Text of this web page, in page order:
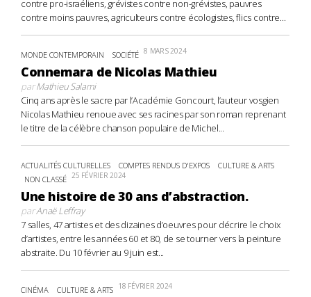
contre pro-israéliens, grévistes contre non-grévistes, pauvres
contre moins pauvres, agriculteurs contre écologistes, flics contre...
MONDE CONTEMPORAIN SOCIÉTÉ 8 MARS 2024
Connemara de Nicolas Mathieu
parMathieu Salami
Cinq ans après le sacre par l’Académie Goncourt, l’auteur vosgien
Nicolas Mathieu renoue avec ses racines par son roman reprenant
le titre de la célèbre chanson populaire de Michel...
ACTUALITÉS CULTURELLES COMPTES RENDUS D'EXPOS
CULTURE & ARTS
NON CLASSÉ 25 FÉVRIER 2024
Une histoire de 30 ans d’abstraction.
parAnaë Leffray
7 salles, 47 artistes et des dizaines d’oeuvres pour décrire le choix
d’artistes, entre les années 60 et 80, de se tourner vers la peinture
abstraite. Du 10 février au 9 juin est...
CINÉMA CULTURE & ARTS 18 FÉVRIER 2024